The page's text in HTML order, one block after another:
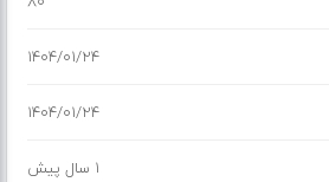
۱۴۰۴/۰۱/۲۴
۱۴۰۴/۰۱/۲۴
1 سال پیش